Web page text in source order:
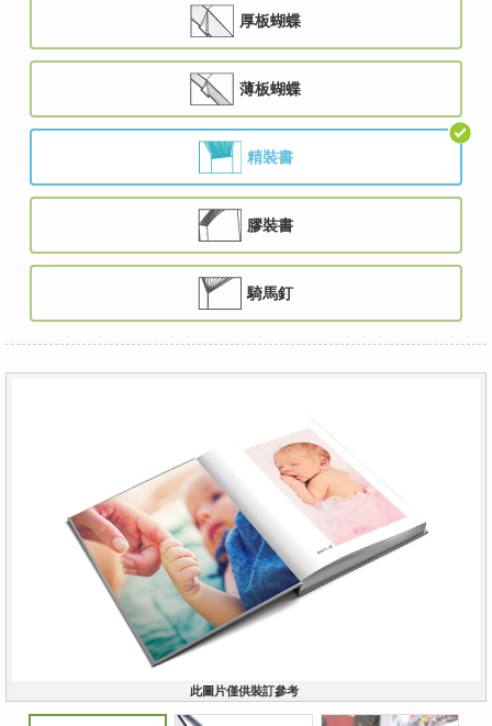
厚板蝴蝶
薄板蝴蝶
精裝書
膠裝書
騎馬釘
此圖片僅供裝訂參考